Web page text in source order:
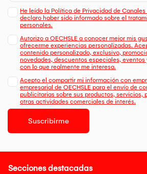
He leído la Política de Privacidad de Canales
declaro haber sido informado sobre el
personales.
Autorizo a OECHSLE a conocer mejor mis
ofrecerme experiencias personalizadas.
contenido personalizado, exclusivo,
novedades, descuentos especiales,
con lo que realmente me interesa.
Acepto el compartir mi información con
empresarial de OECHSLE para el envío de
publicitarias sobre sus productos, servicios,
otras actividades comerciales de interés.
Suscribirme
Secciones destacadas